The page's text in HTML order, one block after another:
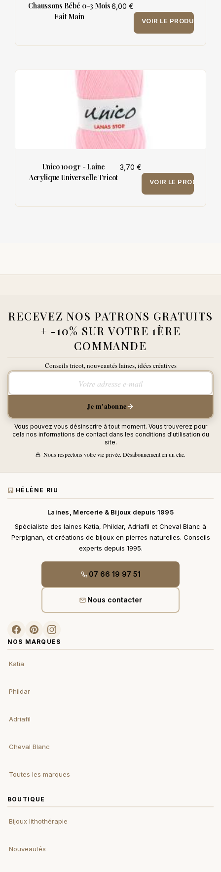
Chaussons Bébé 0-3 Mois
Fait Main
6,00 €
VOIR LE PRODUIT
Unico 100gr - Laine
Acrylique Universelle Tricot
3,70 €
VOIR LE PRODUIT
RECEVEZ NOS PATRONS GRATUITS
+ -10% SUR VOTRE 1ÈRE
COMMANDE
Conseils tricot, nouveautés laines, idées créatives
Votre adresse e-mail
Je m'abonne
Vous pouvez vous désinscrire à tout moment. Vous trouverez pour
cela nos informations de contact dans les conditions d'utilisation du
site.
Nous respectons votre vie privée. Désabonnement en un clic.
HÉLÈNE RIU
Laines, Mercerie & Bijoux depuis 1995
Spécialiste des laines Katia, Phildar, Adriafil et Cheval Blanc à
Perpignan, et créations de bijoux en pierres naturelles. Conseils
experts depuis 1995.
07 66 19 97 51
Nous contacter
NOS MARQUES
Katia
Phildar
Adriafil
Cheval Blanc
Toutes les marques
BOUTIQUE
Bijoux lithothérapie
Nouveautés